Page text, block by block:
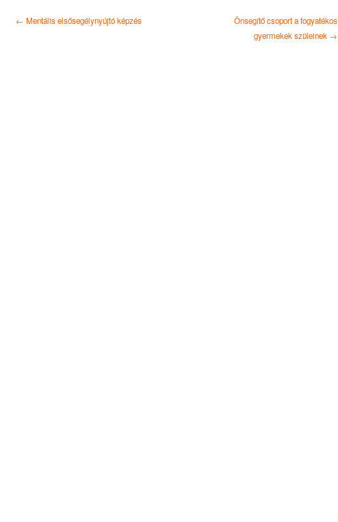
← Mentális elsősegélynyújtó képzés
Önsegítő csoport a fogyatékos
gyermekek szüleinek →